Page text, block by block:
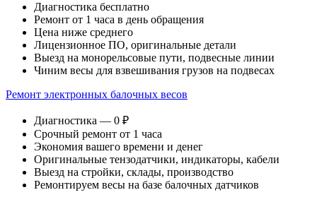
Диагностика бесплатно
Ремонт от 1 часа в день обращения
Цена ниже среднего
Лицензионное ПО, оригинальные детали
Выезд на монорельсовые пути, подвесные линии
Чиним весы для взвешивания грузов на подвесах
Ремонт электронных балочных весов
Диагностика — 0 ₽
Срочный ремонт от 1 часа
Экономия вашего времени и денег
Оригинальные тензодатчики, индикаторы, кабели
Выезд на стройки, склады, производство
Ремонтируем весы на базе балочных датчиков